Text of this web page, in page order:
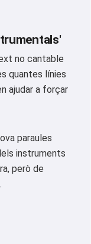
no cantable
quantes línies
ajudar a forçar
paraules
instruments
però de